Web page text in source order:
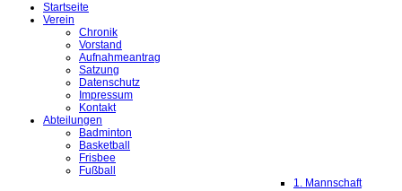
Startseite
Verein
Chronik
Vorstand
Aufnahmeantrag
Satzung
Datenschutz
Impressum
Kontakt
Abteilungen
Badminton
Basketball
Frisbee
Fußball
1. Mannschaft